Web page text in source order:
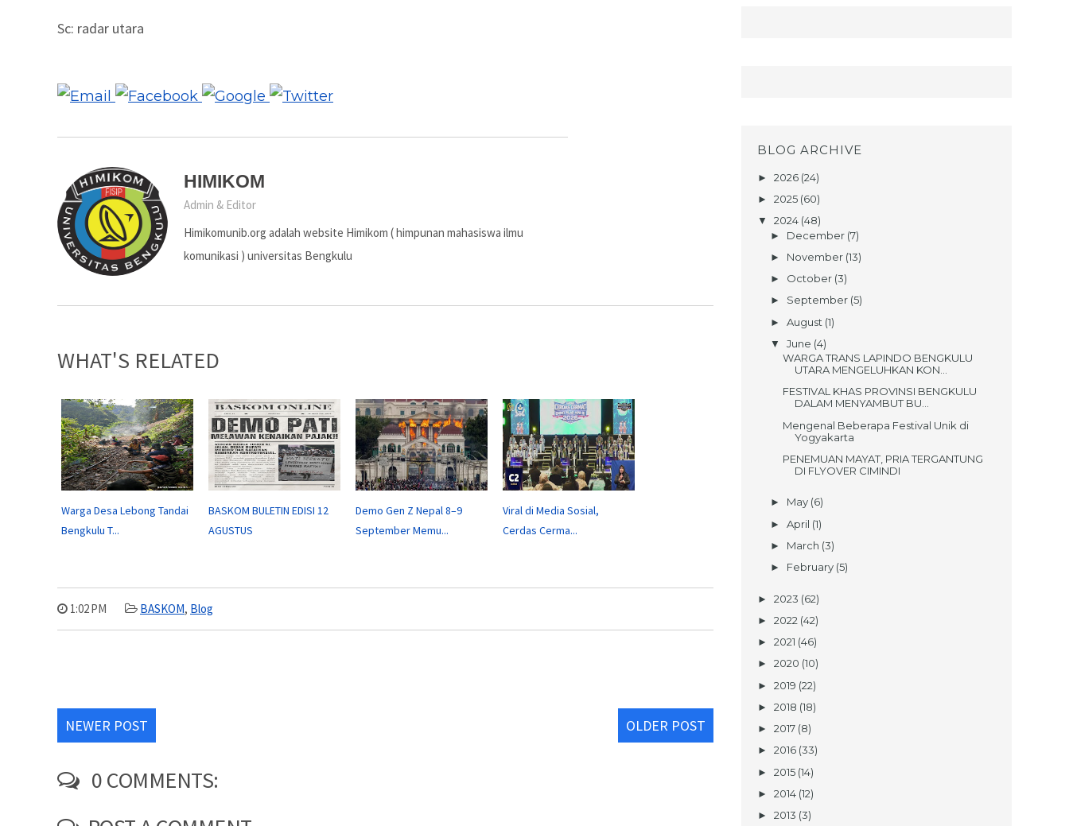
Sc: radar utara
HIMIKOM
Admin & Editor
Himikomunib.org adalah website Himikom ( himpunan mahasiswa ilmu
komunikasi ) universitas Bengkulu
WHAT'S RELATED
Warga Desa Lebong Tandai
Bengkulu T...
BASKOM BULETIN EDISI 12
AGUSTUS
Demo Gen Z Nepal 8–9
September Memu...
Viral di Media Sosial,
Cerdas Cerma...
1:02 PM BASKOM, Blog
NEWER POST OLDER POST
0 COMMENTS:
BLOG ARCHIVE
► 2026 (24)
► 2025 (60)
▼ 2024 (48)
► December (7)
► November (13)
► October (3)
► September (5)
► August (1)
▼ June (4)
WARGA TRANS LAPINDO BENGKULU
UTARA MENGELUHKAN KON...
FESTIVAL KHAS PROVINSI BENGKULU
DALAM MENYAMBUT BU...
Mengenal Beberapa Festival Unik di
Yogyakarta
PENEMUAN MAYAT, PRIA TERGANTUNG
DI FLYOVER CIMINDI
► May (6)
► April (1)
► March (3)
► February (5)
► 2023 (62)
► 2022 (42)
► 2021 (46)
► 2020 (10)
► 2019 (22)
► 2018 (18)
► 2017 (8)
► 2016 (33)
► 2015 (14)
► 2014 (12)
► 2013 (3)